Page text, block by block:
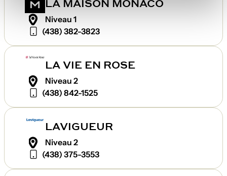
Niveau 1
(438) 382-3823
LA VIE EN ROSE
Niveau 2
(438) 842-1525
LAVIGUEUR
Niveau 2
(438) 375-3553